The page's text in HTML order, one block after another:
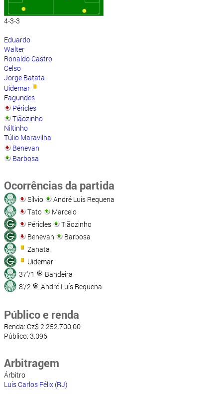
4-3-3
Eduardo
Walter
Ronaldo Castro
Celso
Jorge Batata
Uidemar
Fagundes
Péricles
Tiãozinho
Niltinho
Túlio Maravilha
Benevan
Barbosa
Ocorrências da partida
Sílvio
André Luís Requena
Tato
Marcelo
Péricles
Tiãozinho
Benevan
Barbosa
Zanata
Uidemar
37'/1
Bandeira
8'/2
André Luís Requena
Público e renda
Renda: Cz$ 2.252.700,00
Público: 3.096
Arbitragem
Árbitro
Luís Carlos Félix (RJ)